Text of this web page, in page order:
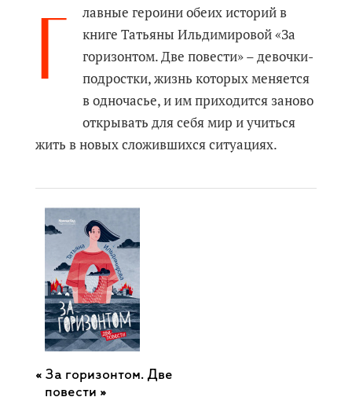
Г
лавные героини обеих историй в
книге Татьяны Ильдимировой «За
горизонтом. Две повести» – девочки-
подростки, жизнь которых меняется
в одночасье, и им приходится заново
открывать для себя мир и учиться
жить в новых сложившихся ситуациях.
За горизонтом. Две
повести »